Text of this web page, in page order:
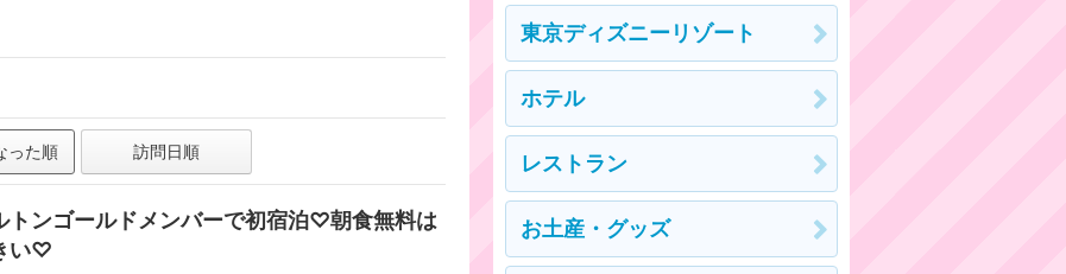
った順 訪問日順
トンゴールドメンバーで初宿泊♡朝食無料は
い♡
東京ディズニーリゾート
ホテル
レストラン
お土産・グッズ